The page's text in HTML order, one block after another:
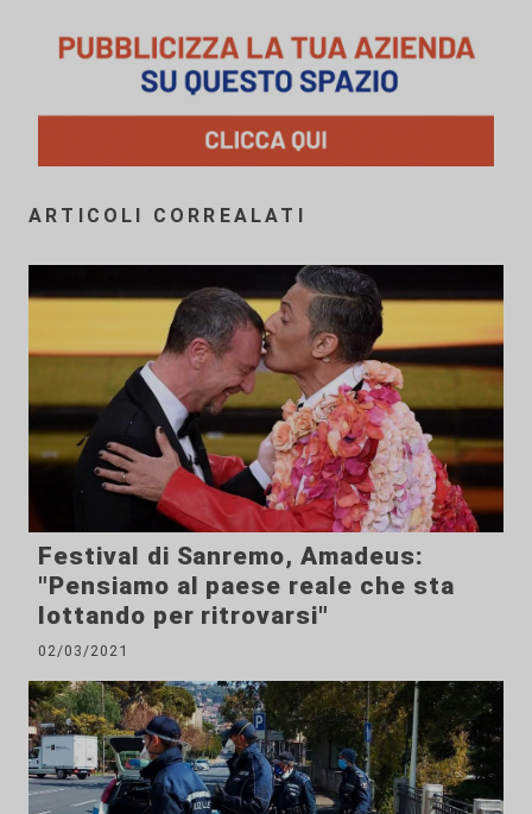
ARTICOLI CORREALATI
Festival di Sanremo, Amadeus:
"Pensiamo al paese reale che sta
lottando per ritrovarsi"
02/03/2021